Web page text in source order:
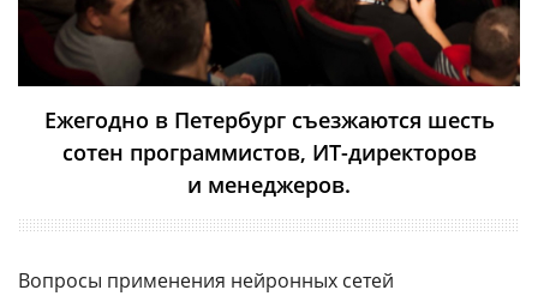
Ежегодно в Петербург съезжаются шесть
сотен программистов, ИТ-директоров
и менеджеров.
Вопросы применения нейронных сетей